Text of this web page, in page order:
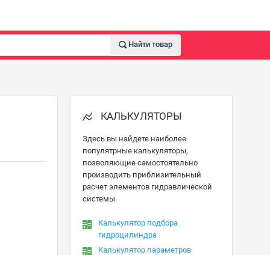
Найти товар
КАЛЬКУЛЯТОРЫ
Здесь вы найдете наиболее
популятрные калькуляторы,
позволяющие самостоятельно
производить приблизительный
расчет элементов гидравлической
системы.
Калькулятор подбора
гидроцилиндра
Калькулятор параметров